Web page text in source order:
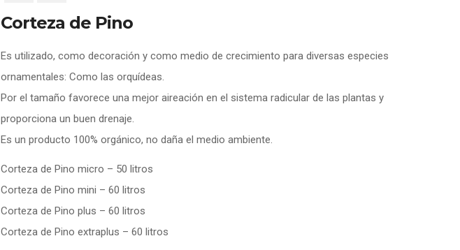
Corteza de Pino
0
out
5
based
0
customer
ratings
Es utilizado, como decoración y como medio de crecimiento para diversas especies
ornamentales: Como las orquídeas.
Por el tamaño favorece una mejor aireación en el sistema radicular de las plantas y
proporciona un buen drenaje.
Es un producto 100% orgánico, no daña el medio ambiente.
Corteza de Pino micro – 50 litros
Corteza de Pino mini – 60 litros
Corteza de Pino plus – 60 litros
Corteza de Pino extraplus – 60 litros